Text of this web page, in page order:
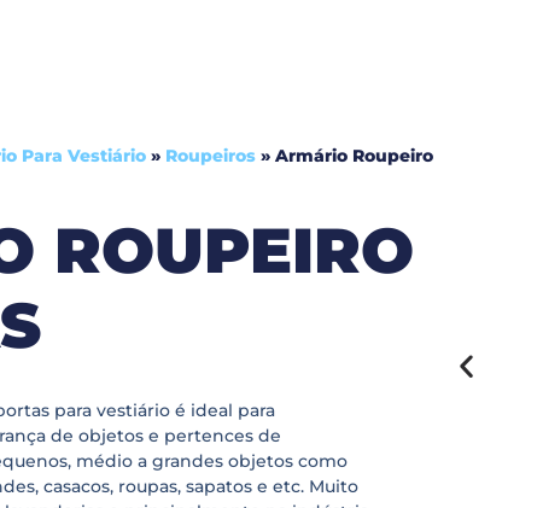
Para Vestiário » Roupeiros » Armário Roupeiro
ROUPEIRO
para vestiário é ideal para
de objetos e pertences de
médio a grandes objetos como
casacos, roupas, sapatos e etc. Muito